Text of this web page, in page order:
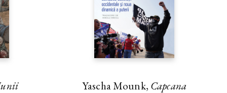
Yascha Mounk, Capcana